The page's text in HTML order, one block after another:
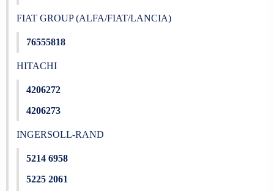
FIAT GROUP (ALFA/FIAT/LANCIA)
76555818
HITACHI
4206272
4206273
INGERSOLL-RAND
5214 6958
5225 2061